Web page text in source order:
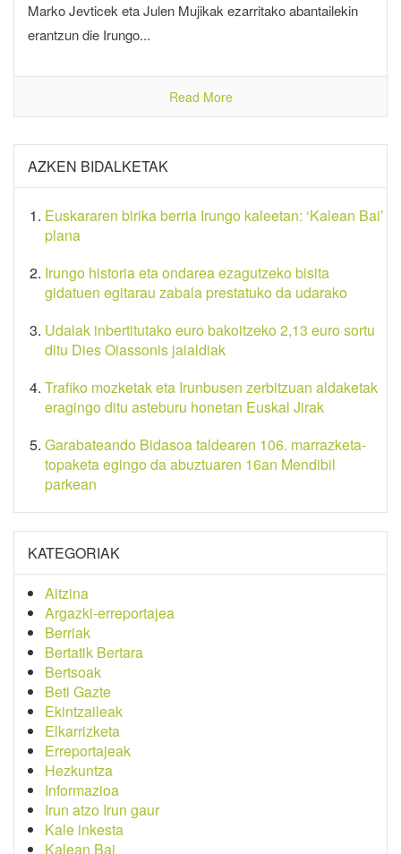
Marko Jevticek eta Julen Mujikak ezarritako abantailekin
erantzun die Irungo...
Read More
AZKEN BIDALKETAK
Euskararen birika berria Irungo kaleetan: ‘Kalean Bai’
plana
Irungo historia eta ondarea ezagutzeko bisita
gidatuen egitarau zabala prestatuko da udarako
Udalak inbertitutako euro bakoitzeko 2,13 euro sortu
ditu Dies Oiassonis jaialdiak
Trafiko mozketak eta Irunbusen zerbitzuan aldaketak
eragingo ditu asteburu honetan Euskal Jirak
Garabateando Bidasoa taldearen 106. marrazketa-
topaketa egingo da abuztuaren 16an Mendibil
parkean
KATEGORIAK
Aitzina
Argazki-erreportajea
Berriak
Bertatik Bertara
Bertsoak
Beti Gazte
Ekintzaileak
Elkarrizketa
Erreportajeak
Hezkuntza
Informazioa
Irun atzo Irun gaur
Kale inkesta
Kalean Bai